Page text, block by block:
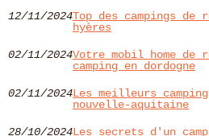
12/11/2024Top des campings de
hyères​
02/11/2024Votre mobil home de
camping en dordogne
02/11/2024Les meilleurs
nouvelle-aquitaine
28/10/2024Les secrets d'un